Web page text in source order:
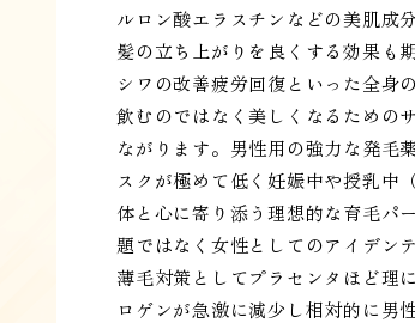
ルロン酸エラスチンなどの美肌成
髪の立ち上がりを良くする効果も
シワの改善疲労回復といった全身
飲むのではなく美しくなるための
ながります。男性用の強力な発毛
スクが極めて低く妊娠中や授乳中
体と心に寄り添う理想的な育毛パ
題ではなく女性としてのアイデン
薄毛対策としてプラセンタほど理
ロゲンが急激に減少し相対的に男